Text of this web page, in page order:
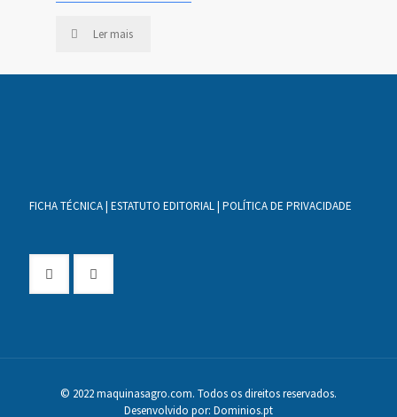
Ler mais
FICHA TÉCNICA| ESTATUTO EDITORIAL| POLÍTICA DE PRIVACIDADE
© 2022 maquinasagro.com. Todos os direitos reservados.
Desenvolvido por: Dominios.pt